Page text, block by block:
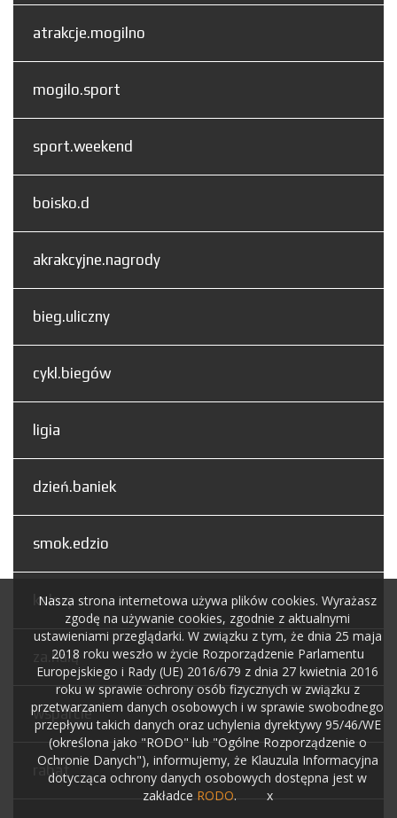
atrakcje.mogilno
mogilo.sport
sport.weekend
boisko.d
akrakcyjne.nagrody
bieg.uliczny
cykl.biegów
ligia
dzień.baniek
smok.edzio
kolory
za.halą
wsparcie
rabat
Nasza strona internetowa używa plików cookies. Wyrażasz
zgodę na używanie cookies, zgodnie z aktualnymi
ustawieniami przeglądarki. W związku z tym, że dnia 25 maja
2018 roku weszło w życie Rozporządzenie Parlamentu
Europejskiego i Rady (UE) 2016/679 z dnia 27 kwietnia 2016
roku w sprawie ochrony osób fizycznych w związku z
przetwarzaniem danych osobowych i w sprawie swobodnego
przepływu takich danych oraz uchylenia dyrektywy 95/46/WE
(określona jako "RODO" lub "Ogólne Rozporządzenie o
Ochronie Danych"), informujemy, że Klauzula Informacyjna
dotycząca ochrony danych osobowych dostępna jest w
zakładce RODO. x